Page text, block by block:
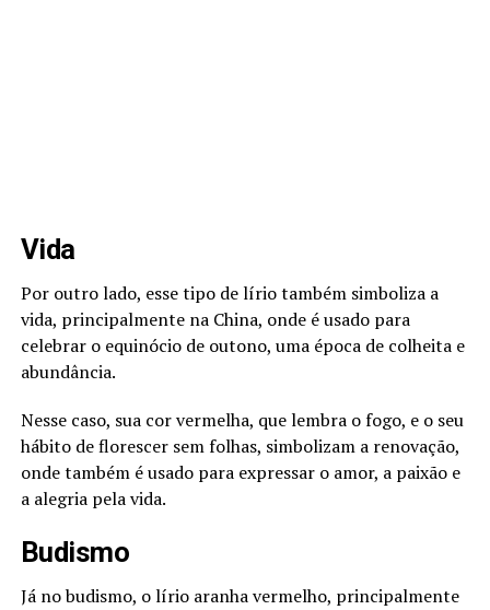
Vida
Por outro lado, esse tipo de lírio também simboliza a
vida, principalmente na China, onde é usado para
celebrar o equinócio de outono, uma época de colheita e
abundância.
Nesse caso, sua cor vermelha, que lembra o fogo, e o seu
hábito de florescer sem folhas, simbolizam a renovação,
onde também é usado para expressar o amor, a paixão e
a alegria pela vida.
Budismo
Já no budismo, o lírio aranha vermelho, principalmente